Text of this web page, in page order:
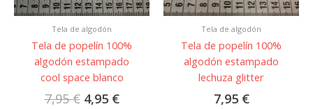
Tela de algodón
Tela de popelín 100%
algodón estampado
cool space blanco
7,95€ 4,95 €
Tela de algodón
Tela de popelín 100%
algodón estampado
lechuza glitter
7,95 €